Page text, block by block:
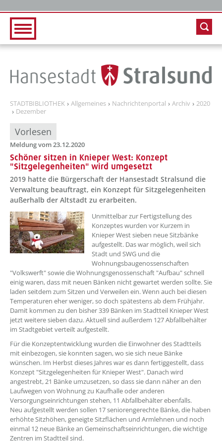
STADTBIBLIOTHEK Allgemeines Nachrichtenportal Archiv
2020
Dezember
Vorlesen
Meldung vom 23.12.2020
Schöner sitzen in Knieper West: Konzept
"Sitzgelegenheiten" wird umgesetzt
2019 hatte die Bürgerschaft der Hansestadt Stralsund die
Verwaltung beauftragt, ein Konzept für Sitzgelegenheiten
außerhalb der Altstadt zu erarbeiten.
Unmittelbar zur Fertigstellung des
Konzeptes wurden vor Kurzem in
Knieper West sieben neue Sitzbänke
aufgestellt. Das war möglich, weil sich
Stadt und SWG und die
Wohnungsbaugenossenschaften
"Volkswerft" sowie die Wohnungsgenossenschaft "Aufbau" schnell
einig waren, dass mit neuen Bänken nicht gewartet werden sollte. Sie
laden seitdem zum Sitzen und Verweilen ein. Wenn auch bei diesen
Temperaturen eher weniger, so doch spätestens ab dem Frühjahr.
Damit kommen zu den bisher 339 Bänken im Stadtteil Knieper West
jetzt weitere sieben dazu. Aktuell sind außerdem 127 Abfallbehälter
im Stadtgebiet verteilt aufgestellt.
Für die Konzeptentwicklung wurden die Einwohner des Stadtteils
mit einbezogen, sie konnten sagen, wo sie sich neue Bänke
wünschen. Im Herbst dieses Jahres war es dann fertiggestellt, dass
Konzept "Sitzgelegenheiten für Knieper West". Danach wird
angestrebt, 21 Bänke umzusetzen, so dass sie dann näher an den
Laufwegen von Wohnung zu Kaufhalle oder anderen
Versorgungseinrichtungen stehen, 11 Abfallbehälter ebenfalls.
Neu aufgestellt werden sollen 17 seniorengerechte Bänke, die haben
erhöhte Sitzhöhen, geneigte Sitzflächen und Armlehnen und noch
einmal 12 neue Bänke an Gemeinschaftseinrichtungen, die wichtige
Zentren im Stadtteil sind.